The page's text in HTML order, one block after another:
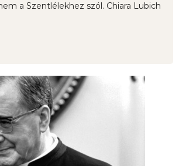
a Szentlélekhez szól. Chiara Lubich